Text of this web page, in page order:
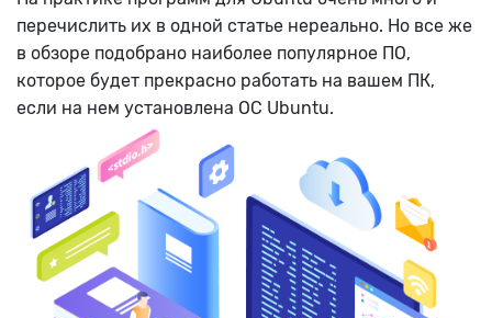
перечислить их в одной статье нереально. Но все же
в обзоре подобрано наиболее популярное ПО,
которое будет прекрасно работать на вашем ПК,
если на нем установлена ОС Ubuntu.